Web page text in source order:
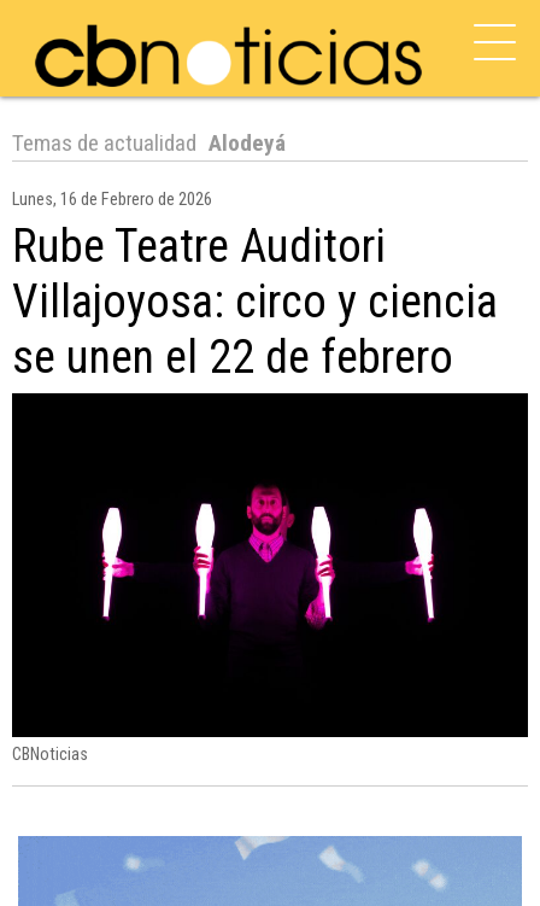
Temas de actualidad Alodeyá
Lunes, 16 de Febrero de 2026
Rube Teatre Auditori
Villajoyosa: circo y ciencia
se unen el 22 de febrero
CBNoticias